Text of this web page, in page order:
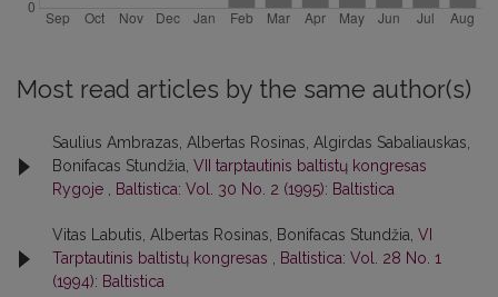
Most read articles by the same author(s)
Saulius Ambrazas, Albertas Rosinas, Algirdas Sabaliauskas,
Bonifacas Stundžia, VII tarptautinis baltistų kongresas
Rygoje , Baltistica: Vol. 30 No. 2 (1995): Baltistica
Vitas Labutis, Albertas Rosinas, Bonifacas Stundžia, VI
Tarptautinis baltistų kongresas , Baltistica: Vol. 28 No. 1
(1994): Baltistica